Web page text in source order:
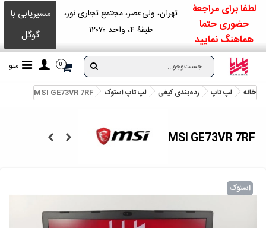
لطفا برای مراجعۀ
حضوری حتما
هماهنگ نمایید
تهران، ولی‌عصر، مجتمع تجاری نور،
طبقۀ ۴، واحد ۱۲۰۷۰
مسیریابی با
گوگل
0 منو
خانه لپ تاپ رده‌بندی کیفی لپ‌ تاپ استوک MSI GE73VR 7RF
MSI GE73VR 7RF
استوک